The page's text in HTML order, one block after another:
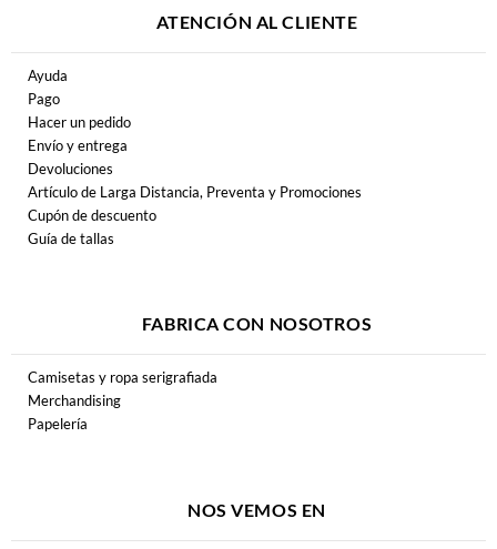
ATENCIÓN AL CLIENTE
Ayuda
Pago
Hacer un pedido
Envío y entrega
Devoluciones
Artículo de Larga Distancia, Preventa y Promociones
Cupón de descuento
Guía de tallas
FABRICA CON NOSOTROS
Camisetas y ropa serigrafiada
Merchandising
Papelería
NOS VEMOS EN